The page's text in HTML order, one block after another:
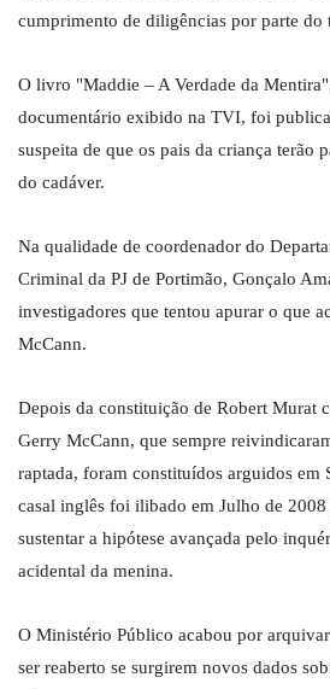
cumprimento de diligências por parte do
O livro "Maddie – A Verdade da
documentário exibido na TVI, foi
suspeita de que os pais da criança terão
do cadáver.
Na qualidade de coordenador do
Criminal da PJ de Portimão, Gonçalo
investigadores que tentou apurar o que
McCann.
Depois da constituição de Robert Murat
Gerry McCann, que sempre
raptada, foram constituídos arguidos em
casal inglês foi ilibado em Julho de
sustentar a hipótese avançada pelo
acidental da menina.
O Ministério Público acabou por
ser reaberto se surgirem novos dados